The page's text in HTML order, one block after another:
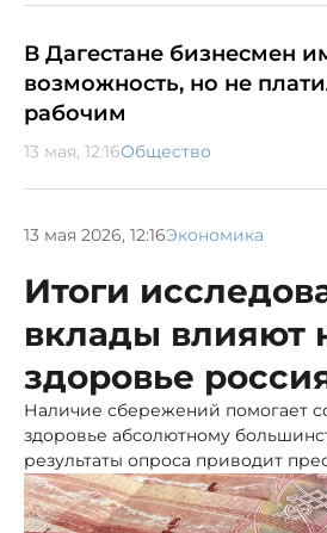
В Дагестане бизнесмен
возможность, но не
рабочим
13 мая, 12:16Общество
13 мая 2026, 12:16Экономика
Итоги
вклады влияют
здоровье
Наличие сбережений помогает
здоровье абсолютному
результаты опроса приводит